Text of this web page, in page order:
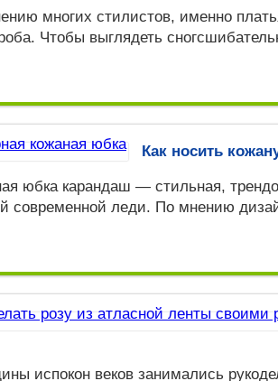
многих стилистов, именно
Чтобы выглядеть
Как носить
юбка карандаш — стильная,
современной леди. По мнению
испокон веков занимались